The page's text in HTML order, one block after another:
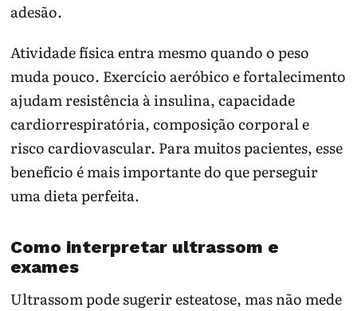
adesão.
Atividade física entra mesmo quando o peso
muda pouco. Exercício aeróbico e fortalecimento
ajudam resistência à insulina, capacidade
cardiorrespiratória, composição corporal e
risco cardiovascular. Para muitos pacientes, esse
benefício é mais importante do que perseguir
uma dieta perfeita.
Como interpretar ultrassom e
exames
Ultrassom pode sugerir esteatose, mas não mede